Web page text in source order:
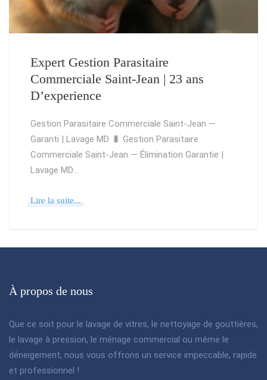
Expert Gestion Parasitaire
Commerciale Saint-Jean | 23 ans
D’experience
Gestion Parasitaire Commerciale Saint-Jean —
Garanti | Lavage MD 🐛 Gestion Parasitaire
Commerciale Saint-Jean — Élimination Garantie |
Lavage MD…
Lire la suite...
À propos de nous
Que ce soit pour le lavage de vitres, le nettoyage de gouttières,
le lavage à pression, le ménage commercial ou même le
déneigement, nous vous offrons un service impeccable, rapide
et professionnel !